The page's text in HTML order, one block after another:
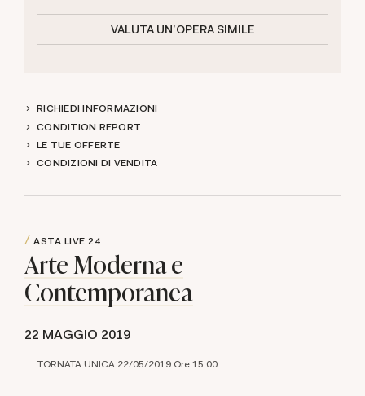
VALUTA UN'OPERA SIMILE
RICHIEDI INFORMAZIONI
CONDITION REPORT
LE TUE OFFERTE
CONDIZIONI DI VENDITA
ASTA LIVE 24
Arte Moderna e
Contemporanea
22 MAGGIO 2019
TORNATA UNICA 22/05/2019 Ore 15:00